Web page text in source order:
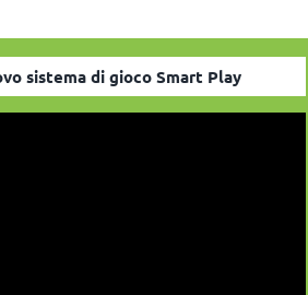
sistema di gioco Smart Play